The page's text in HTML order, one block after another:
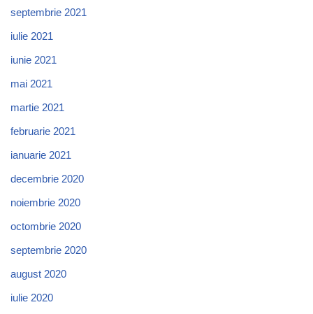
septembrie 2021
iulie 2021
iunie 2021
mai 2021
martie 2021
februarie 2021
ianuarie 2021
decembrie 2020
noiembrie 2020
octombrie 2020
septembrie 2020
august 2020
iulie 2020